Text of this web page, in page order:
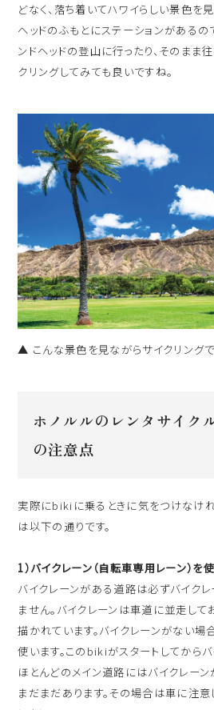
どなく、落ち着いてハワイらしい景色を
ヘッドのふもとにステーションがある
ンドヘッドの登山に行ったり、そのまま
クリングしてみても良いですね。
▲ こんな景色を見ながらサイクリング
ホノルルのレンタサイ
の注意点
実際にbikiに乗るときに気をつけなけ
は以下の通りです。
1）バイクレーン（自転車専用レーン）を
バイクレーンがある道路は必ずバイク
ません。バイクレーンは車道に並走して
描かれています。バイクレーンがない場
使います。このbikiがスタートしてから
ほとんどのメイン道路にはバイクレーン
まだまだあります。その場合は車に注